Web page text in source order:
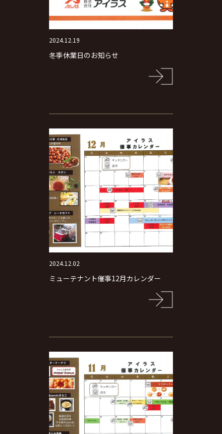
2024.12.19
冬季休業日のお知らせ
2024.12.02
ミューテナント催事12月カレンダー